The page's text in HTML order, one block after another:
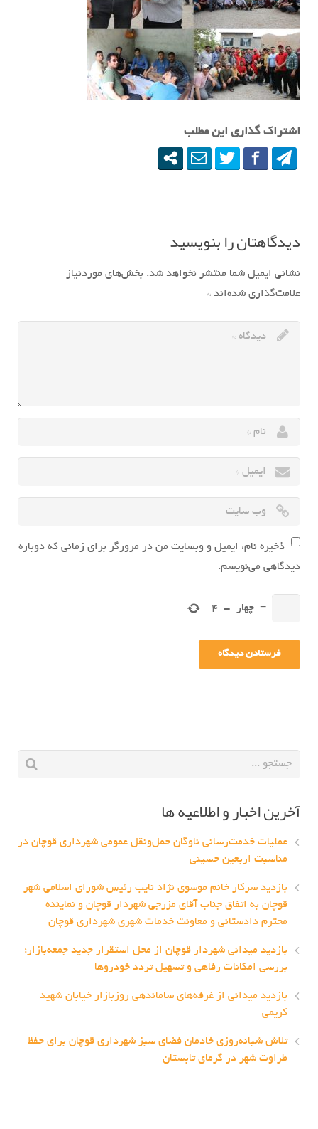
اشتراک گذاری این مطلب
دیدگاهتان را بنویسید
نشانی ایمیل شما منتشر نخواهد شد. بخش‌های موردنیاز
علامت‌گذاری شده‌اند *
ذخیره نام، ایمیل و وبسایت من در مرورگر برای زمانی که دوباره
دیدگاهی می‌نویسم.
− چهار =
4
آخرین اخبار و اطلاعیه ها
عملیات خدمت‌رسانی ناوگان حمل‌ونقل عمومی شهرداری قوچان در
مناسبت اربعین حسینی
بازدید سرکار خانم موسوی نژاد نایب رئیس شورای اسلامی شهر
قوچان به اتفاق جناب آقای مزرجی شهردار قوچان و نماینده
محترم دادستانی و معاونت خدمات شهری شهرداری قوچان
بازدید میدانی شهردار قوچان از محل استقرار جدید جمعه‌بازار؛
بررسی امکانات رفاهی و تسهیل تردد خودروها
بازدید میدانی از غرفه‌های ساماندهی روزبازار خیابان شهید
کریمی
تلاش شبانه‌روزی خادمان فضای سبز شهرداری قوچان برای حفظ
طراوت شهر در گرمای تابستان